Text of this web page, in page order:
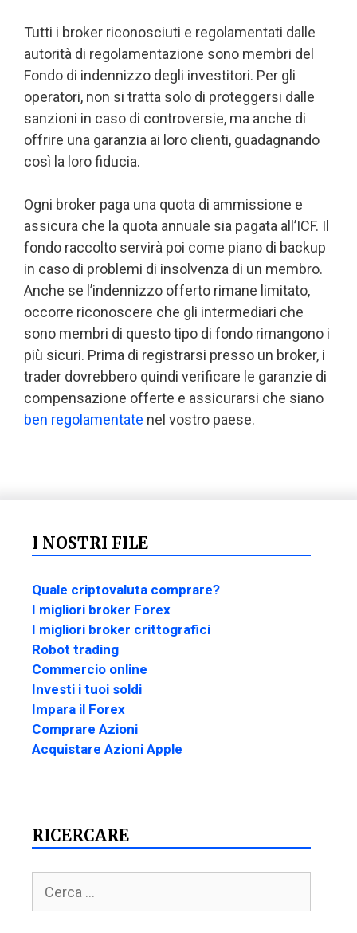
Tutti i broker riconosciuti e regolamentati dalle
autorità di regolamentazione sono membri del
Fondo di indennizzo degli investitori. Per gli
operatori, non si tratta solo di proteggersi dalle
sanzioni in caso di controversie, ma anche di
offrire una garanzia ai loro clienti, guadagnando
così la loro fiducia.
Ogni broker paga una quota di ammissione e
assicura che la quota annuale sia pagata all’ICF. Il
fondo raccolto servirà poi come piano di backup
in caso di problemi di insolvenza di un membro.
Anche se l’indennizzo offerto rimane limitato,
occorre riconoscere che gli intermediari che
sono membri di questo tipo di fondo rimangono i
più sicuri. Prima di registrarsi presso un broker, i
trader dovrebbero quindi verificare le garanzie di
compensazione offerte e assicurarsi che siano
ben regolamentate nel vostro paese.
I NOSTRI FILE
Quale criptovaluta comprare?
I migliori broker Forex
I migliori broker crittografici
Robot trading
Commercio online
Investi i tuoi soldi
Impara il Forex
Comprare Azioni
Acquistare Azioni Apple
RICERCARE